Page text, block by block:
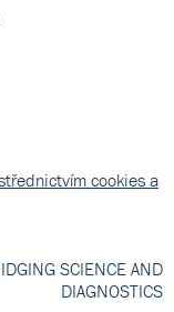
cookies a
SCIENCE AND
DIAGNOSTICS